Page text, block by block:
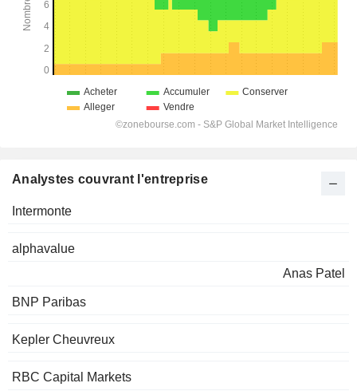
Analystes couvrant l'entreprise
Intermonte
alphavalue
Anas Patel
BNP Paribas
Kepler Cheuvreux
RBC Capital Markets